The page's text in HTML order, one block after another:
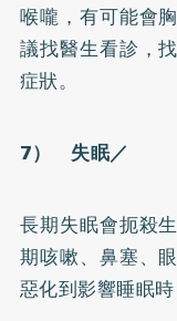
喉嚨，有可能會
議找醫生看診，
症狀。
7）失眠／
長期失眠會扼殺
期咳嗽、鼻塞、
惡化到影響睡眠